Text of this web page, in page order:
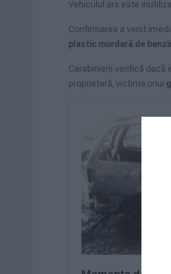
Vehiculul ars este
Confirmarea a venit
plastic murdară de
Carabinierii verifică dacă
proprietară, victima unui